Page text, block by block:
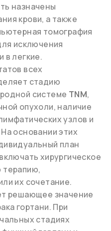
назначены
крови, а также
томография
исключения
в легкие.
всех
стадию
системе TNM,
опухоли, наличие
узлов и
основании этих
план
хирургическое
терапию,
их сочетание.
решающее значение
гортани. При
стадиях